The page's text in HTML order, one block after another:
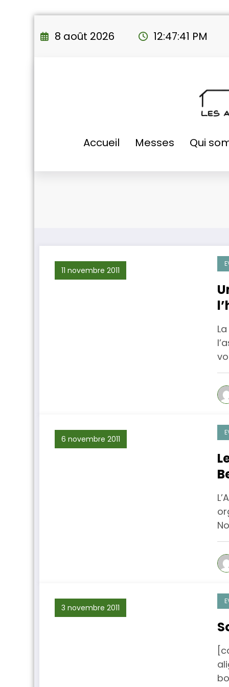
au
8 août 2026 12:47:42 PM
Accueil Messes Qui
11 novembre 2011
6 novembre 2011
3 novembre 2011